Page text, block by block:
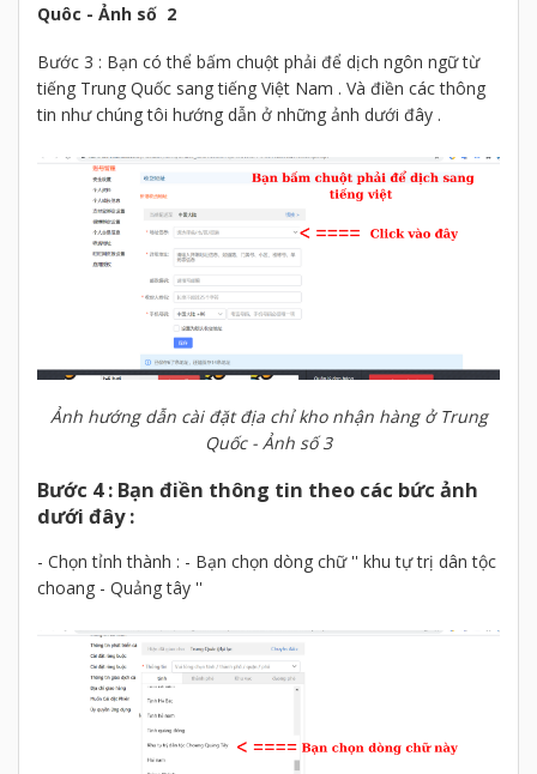
Quôc - Ảnh số 2
Bước 3 : Bạn có thể bấm chuột phải để dịch ngôn ngữ từ
tiếng Trung Quốc sang tiếng Việt Nam . Và điền các thông
tin như chúng tôi hướng dẫn ở những ảnh dưới đây .
Ảnh hướng dẫn cài đặt địa chỉ kho nhận hàng ở Trung
Quốc - Ảnh số 3
Bước 4 : Bạn điền thông tin theo các bức ảnh
dưới đây :
- Chọn tỉnh thành : - Bạn chọn dòng chữ '' khu tự trị dân tộc
choang - Quảng tây ''